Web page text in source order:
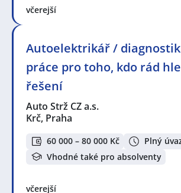
včerejší
Autoelektrikář /
práce pro toho, kdo rád
řešení
Auto Strž CZ a.s.
Krč, Praha
60 000 – 80 000 Kč
Plný
Vhodné také pro absolventy
včerejší